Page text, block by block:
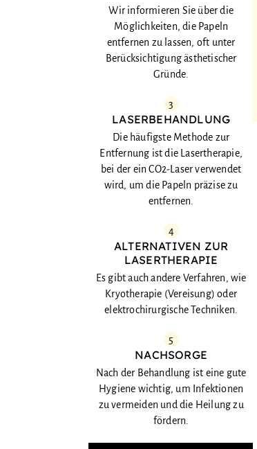
Wir informieren Sie über die
Möglichkeiten, die Papeln
entfernen zu lassen, oft unter
Berücksichtigung ästhetischer
Gründe.
3
LASERBEHANDLUNG
Die häufigste Methode zur
Entfernung ist die Lasertherapie,
bei der ein CO2-Laser verwendet
wird, um die Papeln präzise zu
entfernen.
4
ALTERNATIVEN ZUR
LASERTHERAPIE
Es gibt auch andere Verfahren, wie
Kryotherapie (Vereisung) oder
elektrochirurgische Techniken.
5
NACHSORGE
Nach der Behandlung ist eine gute
Hygiene wichtig, um Infektionen
zu vermeiden und die Heilung zu
fördern.